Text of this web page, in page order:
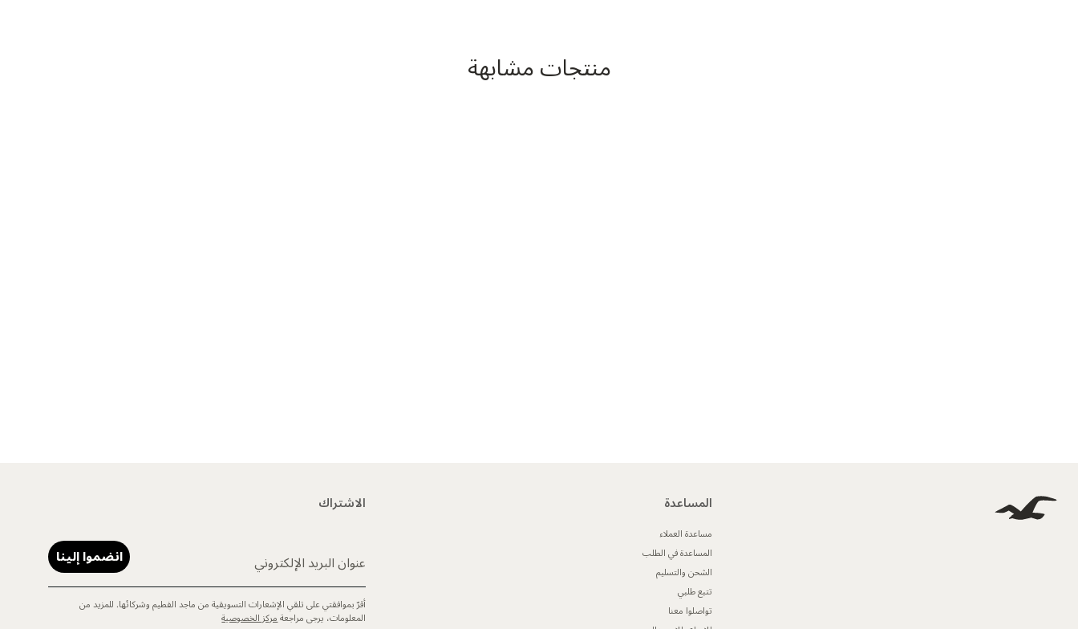
منتجات مشابهة
المساعدة
مساعدة العملاء
المساعدة في الطلب
الشحن والتسليم
تتبع طلبي
تواصلوا معنا
الاشتراك
عنوان البريد الإلكتروني انضموا إلينا
أقرّ بموافقتي على تلقي الإشعارات التسويقية من ماجد الفطيم وشركائها. للمزيد من
المعلومات، يرجى مراجعةمركز الخصوصية